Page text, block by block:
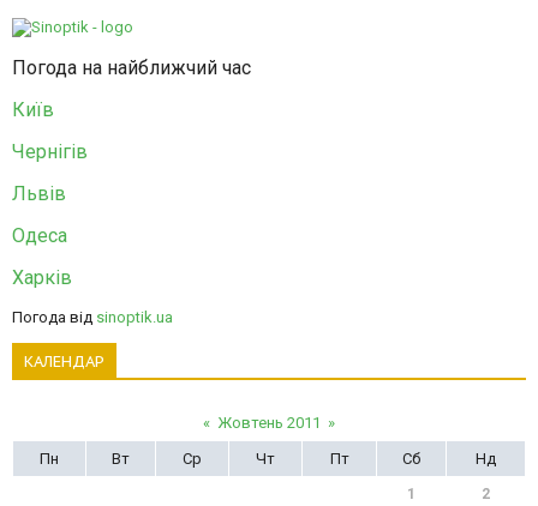
Погода на найближчий час
Київ
Чернігів
Львів
Одеса
Харків
Погода від sinoptik.ua
КАЛЕНДАР
« Жовтень 2011 »
Пн
Вт Ср Чт Пт Сб Нд
1 2